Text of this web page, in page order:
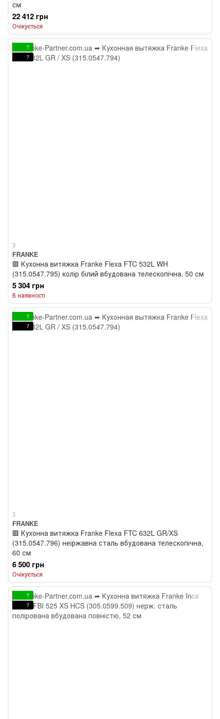
см
22 412 грн
Очікується
7
7
3
FRANKE
🟥 Кухонна витяжка Franke Flexa FTC 532L WH
(315.0547.795) колір білий вбудована телескопічна, 50 см
5 304 грн
В наявності
7
7
3
FRANKE
🟥 Кухонна витяжка Franke Flexa FTC 632L GR/XS
(315.0547.796) неіржавна сталь вбудована телескопічна,
60 см
6 500 грн
Очікується
7
7